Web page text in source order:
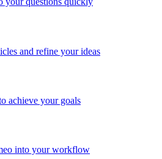
and refine your ideas
achieve your goals
into your workflow